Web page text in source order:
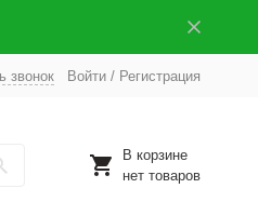
звонок Войти/ Регистрация
В корзине
нет товаров